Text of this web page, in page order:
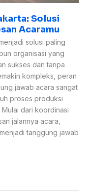
Solusi
Acaramu
solusi paling
organisasi yang
sukses dan tanpa
kompleks, peran
jawab acara sangat
proses produksi
dari koordinasi
jalannya acara,
tanggung jawab